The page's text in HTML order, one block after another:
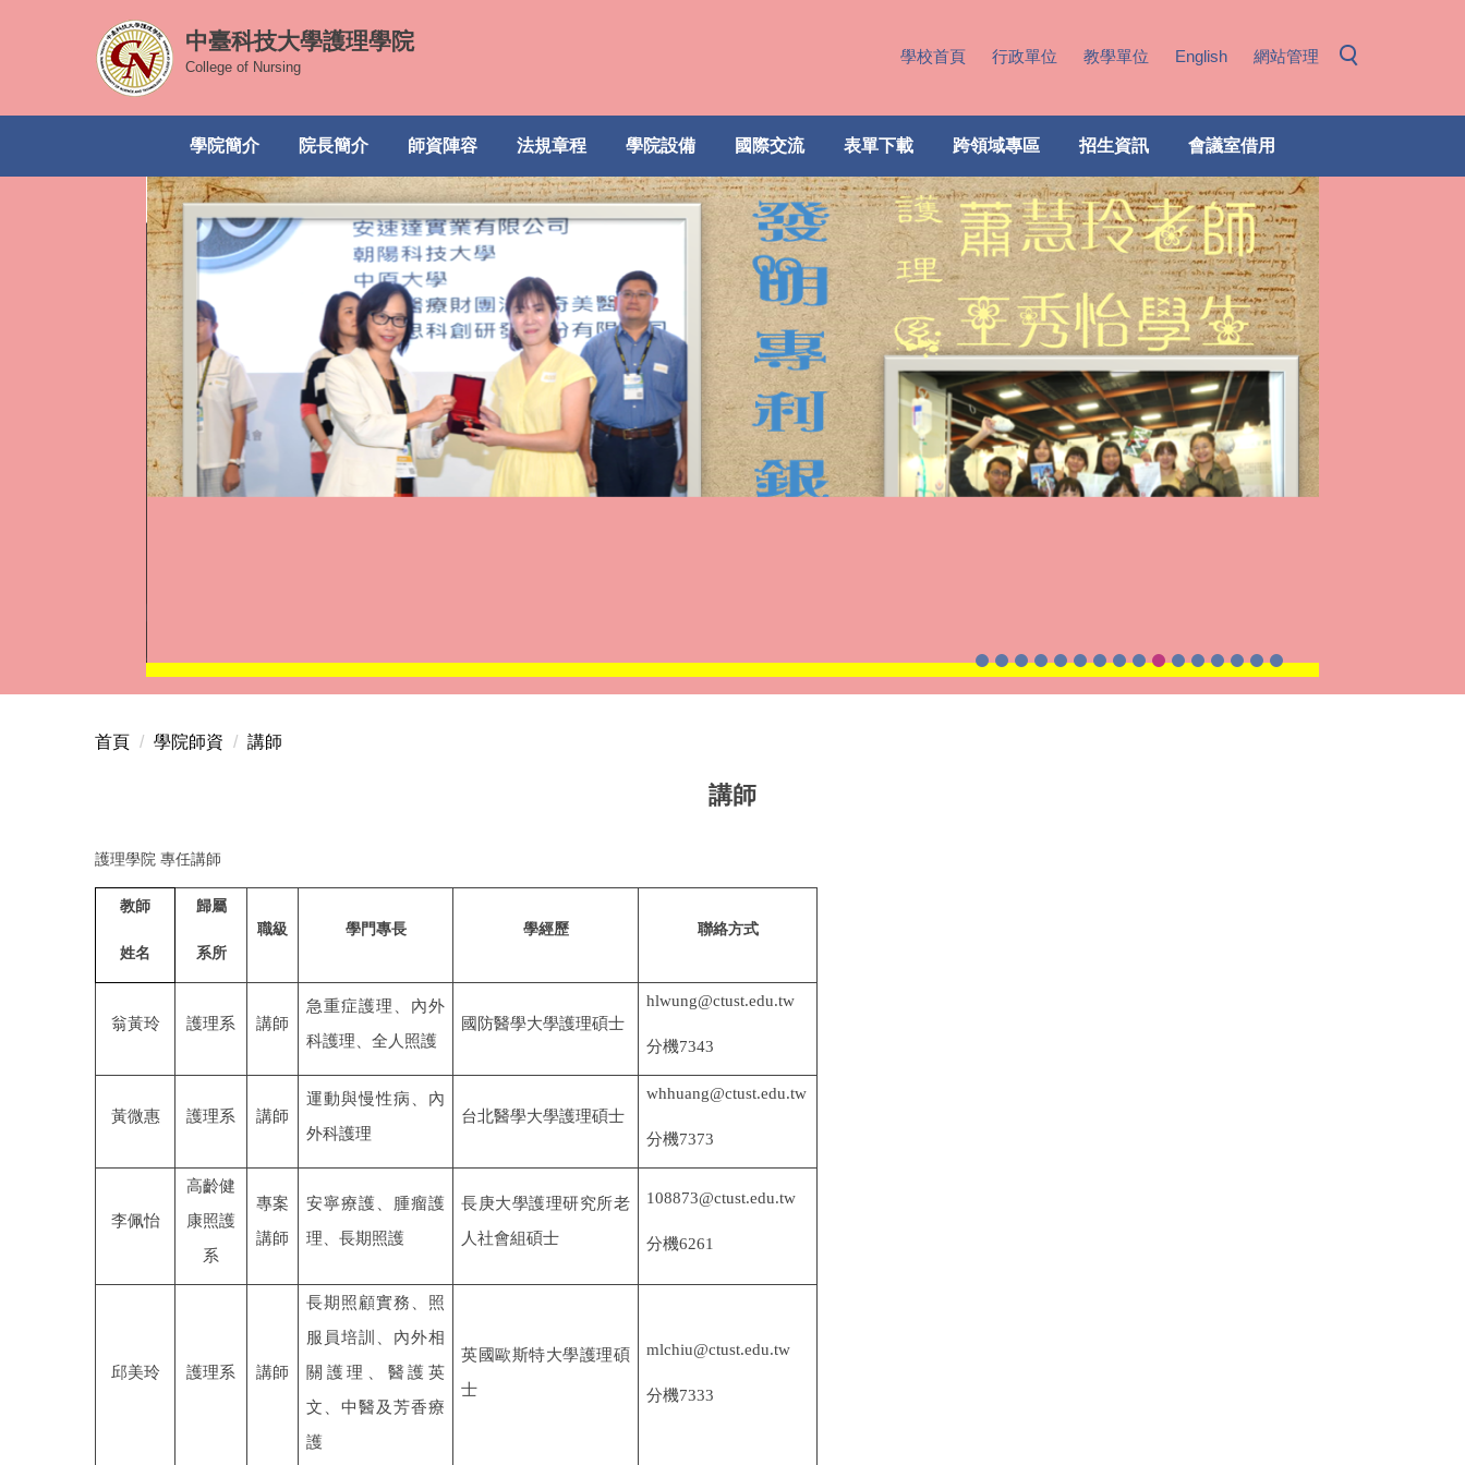
內
區
中臺科技大學護理學院
College of Nursing
學校首頁 行政單位 教學單位 English 網站管理
學院簡介 院長簡介 師資陣容 法規章程 學院設備 國際交流 表單下載 跨領域專區 招生資訊 會議室借用
首頁 學院師資 講師
講師
護理學院 專任講師
教師
姓名
歸屬
系所
職級 學門專長 學經歷 聯絡方式
翁黃玲 護理系 講師
急重症護理、內外
科護理、全人照護
國防醫學大學護理碩士
hlwung@ctust.edu.tw
分機7343
黃微惠 護理系 講師
運動與慢性病、內
外科護理
台北醫學大學護理碩士
whhuang@ctust.edu.tw
分機7373
李佩怡
高齡健
康照護
系
專案
講師
安寧療護、腫瘤護
理、長期照護
長庚大學護理研究所老
人社會組碩士
108873@ctust.edu.tw
分機6261
邱美玲 護理系 講師
長期照顧實務、照
服員培訓、內外相
關護理、醫護英
文、中醫及芳香療
護
英國歐斯特大學護理碩
士
mlchiu@ctust.edu.tw
分機7333